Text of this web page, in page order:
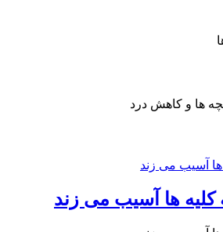
ها و کاهش درد
کلیه ها آسیب می زند